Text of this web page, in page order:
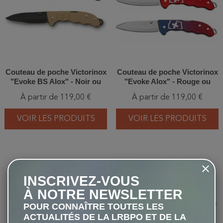
Couteau de poche Victorinox
"Evoke BS Alox" - Noir ou
À partir de 119,00 €
VOIR LES PRODUITS
Couteau de poche Victorinox
"Evoke Alox" - Rouge ou
À partir de 119,00 €
VOIR LES PRODUITS
favorite_border
INSCRIVEZ-VOUS
À NOTRE NEWSLETTER
POUR CONNAÎTRE TOUTES LES
ACTUALITÉS DE LA LRBPO ET DE LA